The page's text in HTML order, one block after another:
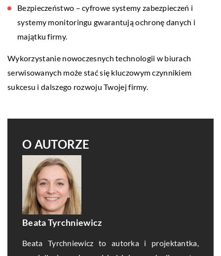
Bezpieczeństwo – cyfrowe systemy zabezpieczeń i
systemy monitoringu gwarantują ochronę danych i
majątku firmy.
Wykorzystanie nowoczesnych technologii w biurach
serwisowanych może stać się kluczowym czynnikiem
sukcesu i dalszego rozwoju Twojej firmy.
O AUTORZE
Beata Tyrchniewicz
Beata Tyrchniewicz to autorka i projektantka,